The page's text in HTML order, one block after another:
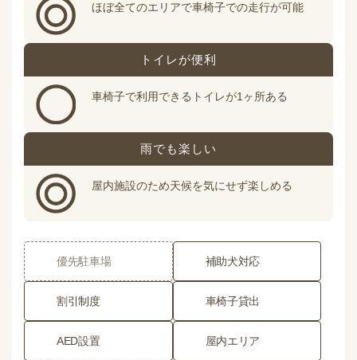
ほぼ全てのエリアで車椅子での走行が可能
トイレが便利
車椅子で利用できるトイレが1ヶ所ある
雨でも楽しい
屋内施設のため天候を気にせず楽しめる
優先駐車場 補助犬対応
割引制度 車椅子貸出
AED設置 屋内エリア